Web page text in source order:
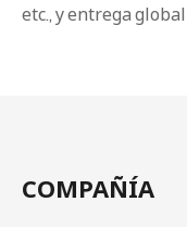
etc., y entrega
COMPAÑÍA